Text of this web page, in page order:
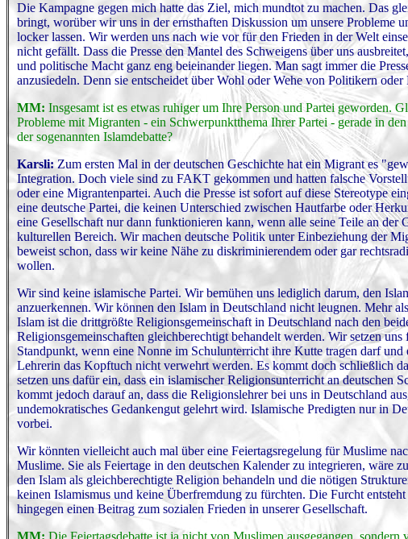
Die Kampagne gegen mich hatte das Ziel, mich mundtot zu machen. Das
bringt, worüber wir uns in der ernsthaften Diskussion um unsere
locker lassen. Wir werden uns nach wie vor für den Frieden in der Welt
nicht gefällt. Dass die Presse den Mantel des Schweigens über uns
und politische Macht ganz eng beieinander liegen. Man sagt immer die
anzusiedeln. Denn sie entscheidet über Wohl oder Wehe von Politikern oder
MM: Insgesamt ist es etwas ruhiger um Ihre Person und Partei geworden.
Probleme mit Migranten - ein Schwerpunktthema Ihrer Partei - gerade in
der sogenannten Islamdebatte?
Karsli: Zum ersten Mal in der deutschen Geschichte hat ein Migrant es
Integration. Doch viele sind zu FAKT gekommen und hatten falsche
oder eine Migrantenpartei. Auch die Presse ist sofort auf diese Stereotype
eine deutsche Partei, die keinen Unterschied zwischen Hautfarbe oder
eine Gesellschaft nur dann funktionieren kann, wenn alle seine Teile an
kulturellen Bereich. Wir machen deutsche Politik unter Einbeziehung der
beweist schon, dass wir keine Nähe zu diskriminierendem oder gar
wollen.
Wir sind keine islamische Partei. Wir bemühen uns lediglich darum, den
anzuerkennen. Wir können den Islam in Deutschland nicht leugnen. Mehr
Islam ist die drittgrößte Religionsgemeinschaft in Deutschland nach den
Religionsgemeinschaften gleichberechtigt behandelt werden. Wir setzen
Standpunkt, wenn eine Nonne im Schulunterricht ihre Kutte tragen darf
Lehrerin das Kopftuch nicht verwehrt werden. Es kommt doch schließlich
setzen uns dafür ein, dass ein islamischer Religionsunterricht an
kommt jedoch darauf an, dass die Religionslehrer bei uns in Deutschland
undemokratisches Gedankengut gelehrt wird. Islamische Predigten nur in
vorbei.
Wir könnten vielleicht auch mal über eine Feiertagsregelung für Muslime
Muslime. Sie als Feiertage in den deutschen Kalender zu integrieren, wäre
den Islam als gleichberechtigte Religion behandeln und die nötigen
keinen Islamismus und keine Überfremdung zu fürchten. Die Furcht
hingegen einen Beitrag zum sozialen Frieden in unserer Gesellschaft.
MM: Die Feiertagsdebatte ist ja nicht von Muslimen ausgegangen,